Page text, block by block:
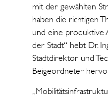
mit der gewählten
haben die richtigen
und eine produktive
der Stadt“ hebt Dr.
Stadtdirektor und
Beigeordneter